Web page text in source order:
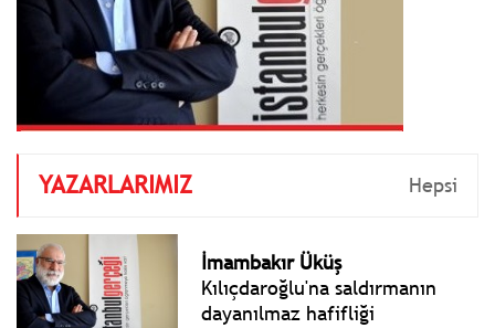
YAZARLARIMIZ Hepsi
İmambakır Üküş
Kılıçdaroğlu'na saldırmanın
dayanılmaz hafifliği